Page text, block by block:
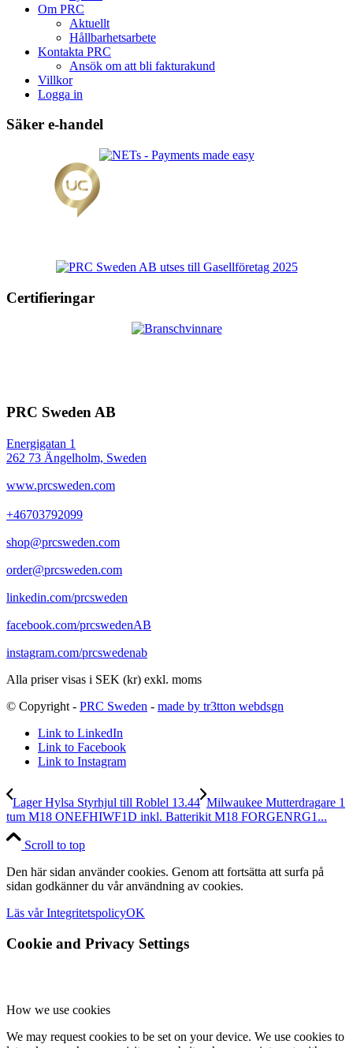
Om PRC
Aktuellt
Hållbarhetsarbete
Kontakta PRC
Ansök om att bli fakturakund
Villkor
Logga in
Säker e-handel
Certifieringar
PRC Sweden AB
Energigatan 1
262 73 Ängelholm, Sweden
www.prcsweden.com
+46703792099
shop@prcsweden.com
order@prcsweden.com
linkedin.com/prcsweden
facebook.com/prcswedenAB
instagram.com/prcswedenab
Alla priser visas i SEK (kr) exkl. moms
© Copyright - PRC Sweden - made by tr3tton webdsgn
Link to LinkedIn
Link to Facebook
Link to Instagram
Lager Hylsa Styrhjul till Roblel 13.44 Milwaukee Mutterdragare 1
tum M18 ONEFHIWF1D inkl. Batterikit M18 FORGENRG1...
Scroll to top
Den här sidan använder cookies. Genom att fortsätta att surfa på
sidan godkänner du vår användning av cookies.
Läs vår IntegritetspolicyOK
Cookie and Privacy Settings
How we use cookies
We may request cookies to be set on your device. We use cookies to